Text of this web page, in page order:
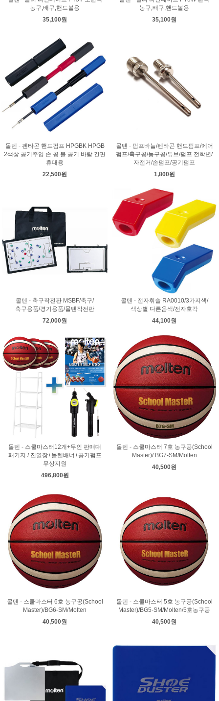
농구,배구,핸드볼용
35,100원
농구,배구,핸드볼용
35,100원
몰텐 - 펜타곤 핸드펌프 HPGBK HPGB
2색상 공기주입 손 공 볼 공기 바람 간편
휴대용
22,500원
몰텐 - 펌프바늘/펜타곤 핸드펌프/에어
펌프/축구공/농구공/튜브/펌프 전학년/
자전거/손펌프/공기펌프
1,800원
몰텐 - 축구작전판 MSBF/축구/
축구용품/경기용품/몰텐작전판
72,000원
몰텐 - 전자휘슬 RA0010/3가지색/
색상별 다른음색/전자호각
44,100원
몰텐 - 스쿨마스터12개+무인 판매대
패키지 / 진열장+몰텐배너+공기펌프
무상지원
496,800원
몰텐 - 스쿨마스터 7호 농구공(School
Master)/ BG7-SM/Molten
40,500원
몰텐 - 스쿨마스터 6호 농구공(School
Master)/BG6-SM/Molten
40,500원
몰텐 - 스쿨마스터 5호 농구공(School
Master)/BG5-SM/Molten/5호농구공
40,500원